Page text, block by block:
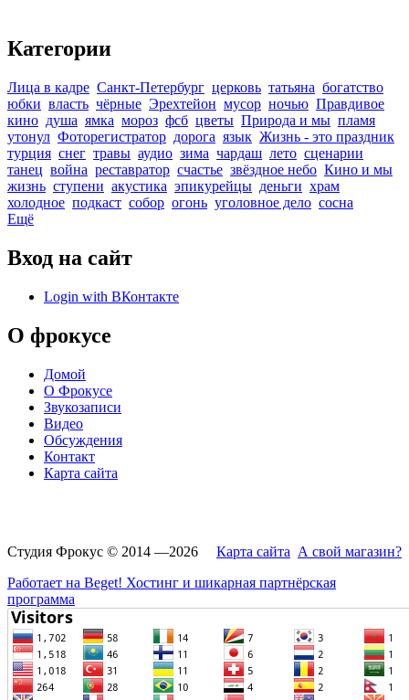
Категории
Лица в кадре Санкт-Петербург церковь татьяна богатство
юбки власть чёрные Эрехтейон мусор ночью Правдивое
кино душа ямка мороз фсб цветы Природа и мы пламя
утонул Фоторегистратор дорога язык Жизнь - это праздник
турция снег травы аудио зима чардаш лето сценарии
танец война реставратор счастье звёздное небо Кино и мы
жизнь ступени акустика эпикурейцы деньги храм
холодное подкаст собор огонь уголовное дело сосна
Ещё
Вход на сайт
Login with ВКонтакте
О фрокусе
Домой
О Фрокусе
Звукозаписи
Видео
Обсуждения
Контакт
Карта сайта
Студия Фрокус © 2014 —2026 Карта сайта А свой магазин?
Работает на Beget! Хостинг и шикарная партнёрская
программа